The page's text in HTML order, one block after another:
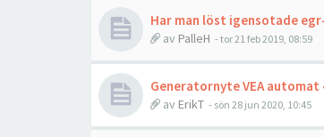
Har man löst igensotade
av PalleH - tor 21 feb 2019, 08:59
Generatornyte VEA automat
av ErikT - sön 28 jun 2020, 10:45